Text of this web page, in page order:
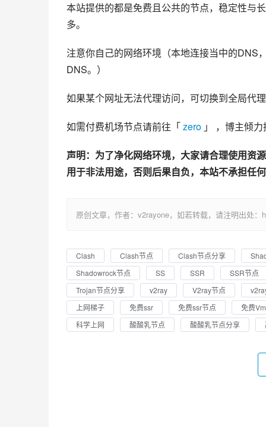
本站提供的都是免费且公共的节点，稳定性与
多。
注意你自己的网络环境（本地连接当中的DNS
DNS。）
如果某个网址无法代理访问，可切换到全局代
如需付费机场节点请前往「 zero 」 ，博主倾
声明：为了净化网络环境，大家请合理使用资
用于非法用途，否则后果自负，本站不承担任
原创文章，作者：v2rayone，如若转载，请注明出处
Clash Clash节点 Clash节点分享
Shadowrock节点
SS SSR SSR节点
Trojan节点分享
v2ray V2ray节点
上网梯子
免费ssr 免费ssr节点 免费
科学上网
酸酸乳节点 酸酸乳节点分享